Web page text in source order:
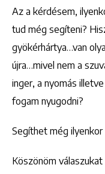
Az a kérdésem,
tud még segíteni?
gyökérhártya…van
újra…mivel nem a
inger, a nyomás
fogam nyugodni?
Segíthet még
Köszönöm válaszukat